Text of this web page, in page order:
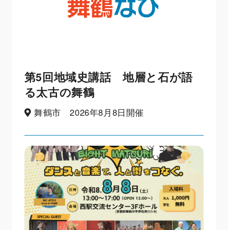
第5回地域史講話 地層と石が語
る太古の舞鶴
舞鶴市 2026年8月8日開催